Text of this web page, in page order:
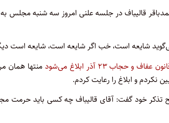
قالیباف در جلسه علنی امروز سه شنبه مجلس
شایعه است، خب اگر شایعه است، شایعه است
عفاف و حجاب ۲۳ آذر ابلاغ می‌شود
منتها همان
نکردم و ابلاغ را رعایت کردم.
تذکر خود گفت: آقای قالیباف چه کسی باید حرمت